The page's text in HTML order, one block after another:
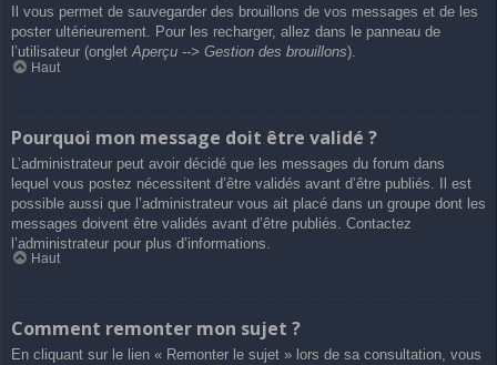
Il vous permet de sauvegarder des brouillons de vos messages et de les
poster ultérieurement. Pour les recharger, allez dans le panneau de
l’utilisateur (ongletAperçu --> Gestion des brouillons).
Haut
Pourquoi mon message doit être validé ?
L’administrateur peut avoir décidé que les messages du forum dans
lequel vous postez nécessitent d’être validés avant d’être publiés. Il est
possible aussi que l’administrateur vous ait placé dans un groupe dont les
messages doivent être validés avant d’être publiés. Contactez
l’administrateur pour plus d’informations.
Haut
Comment remonter mon sujet ?
En cliquant sur le lien « Remonter le sujet » lors de sa consultation, vous